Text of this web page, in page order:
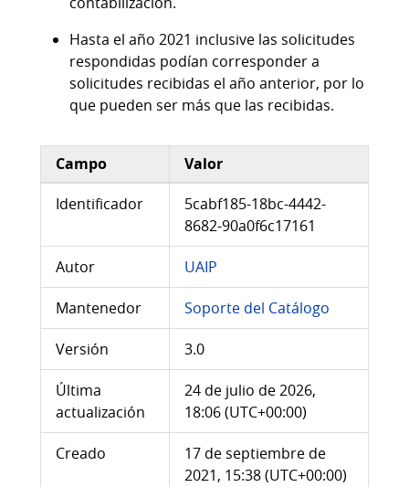
Hasta el año 2021 inclusive las solicitudes
respondidas podían corresponder a
solicitudes recibidas el año anterior, por lo
que pueden ser más que las recibidas.
Campo
Valor
Identificador
5cabf185-18bc-4442-
8682-90a0f6c17161
Autor UAIP
Mantenedor Soporte del Catálogo
Versión 3.0
Última
actualización
24 de julio de 2026,
18:06 (UTC+00:00)
Creado
17 de septiembre de
2021, 15:38 (UTC+00:00)